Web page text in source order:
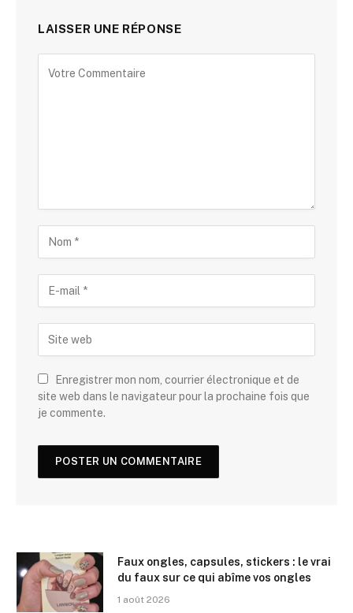
LAISSER UNE RÉPONSE
Enregistrer mon nom, courrier électronique et de
site web dans le navigateur pour la prochaine fois que
je commente.
Faux ongles, capsules, stickers : le vrai
du faux sur ce qui abîme vos ongles
1 août 2026